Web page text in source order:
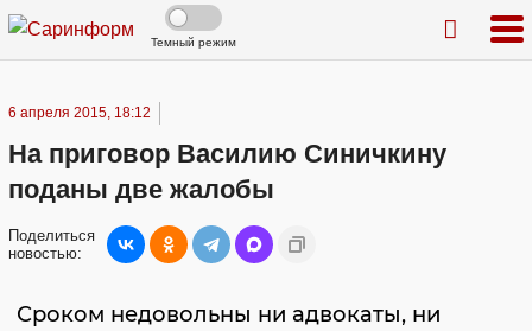
Темный режим
6 апреля 2015, 18:12
На приговор Василию Синичкину
поданы две жалобы
Поделиться
новостью:
Сроком недовольны ни адвокаты, ни